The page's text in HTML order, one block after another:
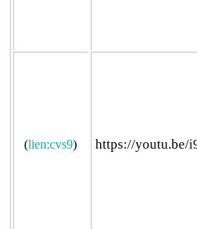
(lien:cvs9) https://youtu.be/